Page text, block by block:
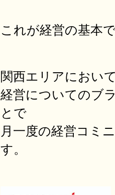
これが経営の基本
関西エリアにおい
経営についてのブ
とで
月一度の経営コミ
す。